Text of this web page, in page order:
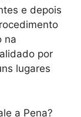
e depois
na
por
lugares